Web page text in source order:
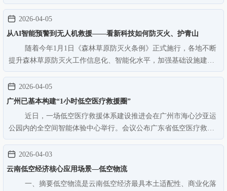
昆明为中心、辐射全省的“七出省五出境”交通骨架。然而，山区路
段多、弯道坡度大、地质条件复杂等特点，长期以来给高速公路巡
检带来效率低、风险高…
2026-04-05
从AI智能预警到无人机救援——看新科技如何防灭火、护青山
随着今年1月1日《森林草原防灭火条例》正式施行，各地不断
提升森林草原防灭火工作信息化、智能化水平，加强基础设施建
设。近日，在国家森防指办公室、应急管理部“森林草原防灭火媒体
行”主题采访中，记者走进浙江、江西防灭火工作一线，看新科技、
新设施如何守护绵绵青山…
2026-04-05
广州已基本构建“1小时低空医疗救援圈”
近日，一场低空医疗救援体系建设推进会在广州市海心沙亚运
公园内的全空间智能体验中心举行。会议公布广东省低空医疗救援
网络医院名单和低空救援价格体系，部署“1小时低空医疗救援圈”体
系建设工作。低空医疗救援演练。主办方供图广州市卫生健康委员
会相关负责人介绍，广…
2026-04-03
云南低空经济核心应用场景—低空物流
一、摘要低空物流是云南低空经济最具本土适配性、商业化落